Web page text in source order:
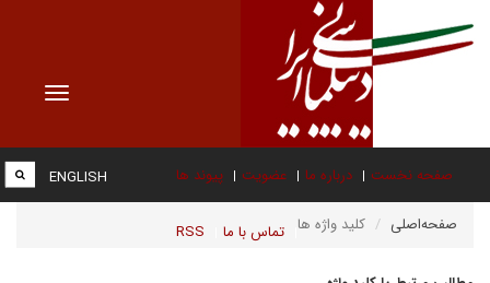
Toggle
صفحه نخست درباره ما عضویت پیوند ها
تماس با ما RSS
ENGLISH
صفحه‌اصلی کلید واژه ها